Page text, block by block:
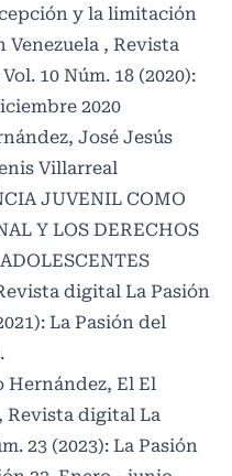
y la limitación
Venezuela , Revista
10 Núm. 18 (2020):
2020
José Jesús
Villarreal
JUVENIL COMO
Y LOS DERECHOS
digital La Pasión
La Pasión del
Hernández, El El
, Revista digital La
23 (2023): La Pasión